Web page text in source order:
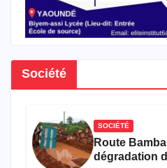
Société
SOCIÉTÉ
Route
dégradation